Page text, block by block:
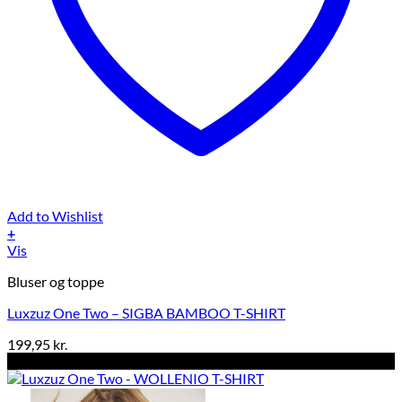
Add to Wishlist
+
Dette
har
varianter.
kan
vælges
på
Vis
Bluser og toppe
Luxzuz One Two – SIGBA BAMBOO T-SHIRT
199,95 kr.